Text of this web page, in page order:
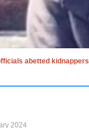
abetted
2024